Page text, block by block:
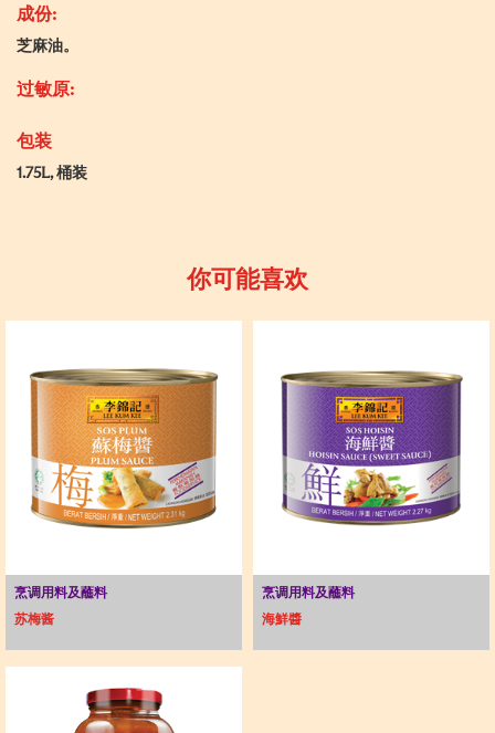
成份:
芝麻油。
过敏原:
包装
1.75L, 桶装
你可能喜欢
烹调用料及蘸料
苏梅酱
烹调用料及蘸料
海鮮醬